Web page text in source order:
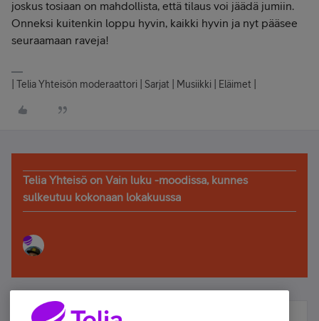
joskus tosiaan on mahdollista, että tilaus voi jäädä jumiin.
Onneksi kuitenkin loppu hyvin, kaikki hyvin ja nyt pääsee
seuraamaan raveja!
| Telia Yhteisön moderaattori | Sarjat | Musiikki | Eläimet |
Telia Yhteisö on Vain luku -moodissa, kunnes
sulkeutuu kokonaan lokakuussa